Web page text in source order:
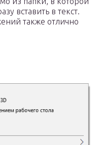
вставить в текст.
также отлично